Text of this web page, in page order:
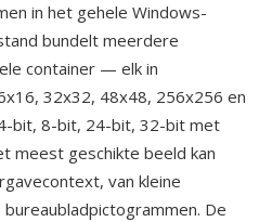
in het gehele Windows-
bundelt meerdere
container — elk in
32x32, 48x48, 256x256 en
bit, 8-bit, 24-bit, 32-bit met
meest geschikte beeld kan
van kleine
De